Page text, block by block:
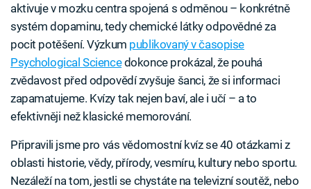
aktivuje v mozku centra spojená s odměnou – konkrétně
systém dopaminu, tedy chemické látky odpovědné za
pocit potěšení. Výzkum publikovaný v časopise
Psychological Sciencedokonce prokázal, že pouhá
zvědavost před odpovědí zvyšuje šanci, že si informaci
zapamatujeme. Kvízy tak nejen baví, ale i učí – a to
efektivněji než klasické memorování.
Připravili jsme pro vás vědomostní kvíz se 40 otázkami z
oblasti historie, vědy, přírody, vesmíru, kultury nebo sportu.
Nezáleží na tom, jestli se chystáte na televizní soutěž, nebo